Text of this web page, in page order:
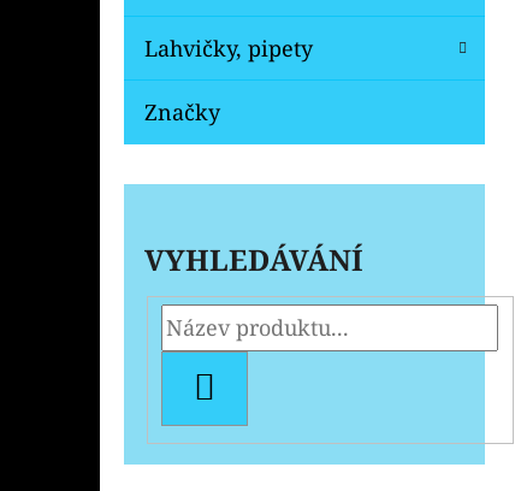
Lahvičky, pipety
Značky
VYHLEDÁVÁNÍ